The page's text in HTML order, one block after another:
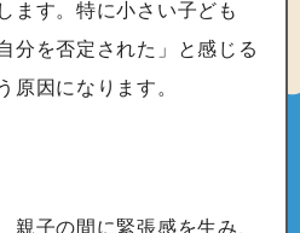
ます。特に小さい子ども
分を否定された」と感じる
原因になります。
親子の間に緊張感を生み、